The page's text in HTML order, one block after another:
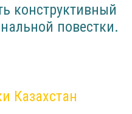
конструктивный
повестки.
Казахстан